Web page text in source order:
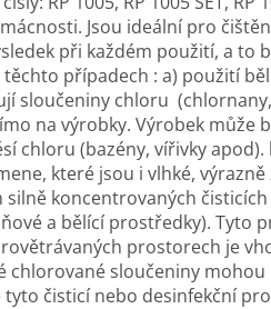
Jsou ideální pro
při každém použití, a to
případech : a) použití
sloučeniny chloru
na výrobky. Výrobek může
chloru (bazény, vířivky
které jsou i vlhké,
silně koncentrovaných
a bělící prostředky). Tyto
prostorech je
chlorované sloučeniny
čisticí nebo desinfekční